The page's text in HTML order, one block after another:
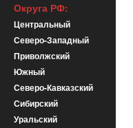
Округа РФ:
Центральный
Северо-Западный
Приволжский
Южный
Северо-Кавказский
Сибирский
Уральский